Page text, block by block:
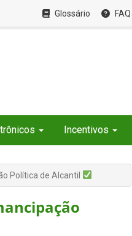
Glossário FAQ
Incentivos
Política de Alcantil